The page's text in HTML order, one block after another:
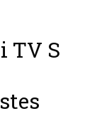
TV S